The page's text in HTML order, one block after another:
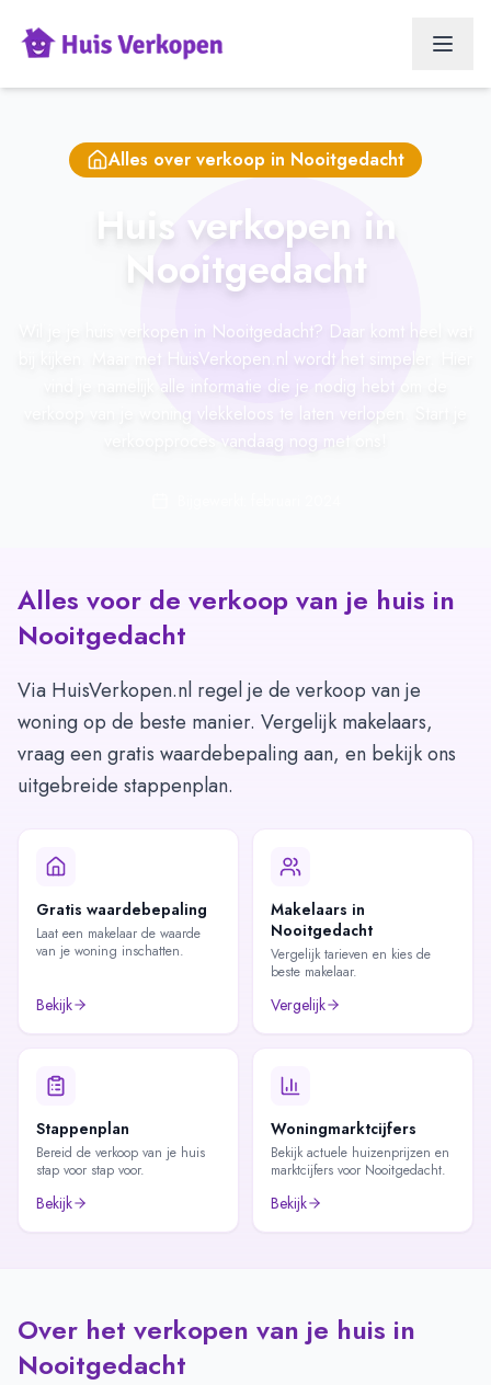
Alles over verkoop in Nooitgedacht
Huis verkopen in
Nooitgedacht
Wil je je huis verkopen in Nooitgedacht? Daar komt heel wat
bij kijken. Maar met HuisVerkopen.nl wordt het simpeler. Hier
vind je namelijk alle informatie die je nodig hebt om de
verkoop van je woning vlekkeloos te laten verlopen. Start je
verkoopproces vandaag nog met ons!
Alles voor de verkoop van je huis in
Nooitgedacht
Via HuisVerkopen.nl regel je de verkoop van je
woning op de beste manier. Vergelijk makelaars,
vraag een gratis waardebepaling aan, en bekijk ons
uitgebreide stappenplan.
Gratis waardebepaling
Laat een makelaar de waarde
van je woning inschatten.
Bekijk
Makelaars in
Nooitgedacht
Vergelijk tarieven en kies de
beste makelaar.
Vergelijk
Stappenplan
Bereid de verkoop van je huis
stap voor stap voor.
Bekijk
Woningmarktcijfers
Bekijk actuele huizenprijzen en
marktcijfers voor Nooitgedacht.
Bekijk
Over het verkopen van je huis in
Nooitgedacht